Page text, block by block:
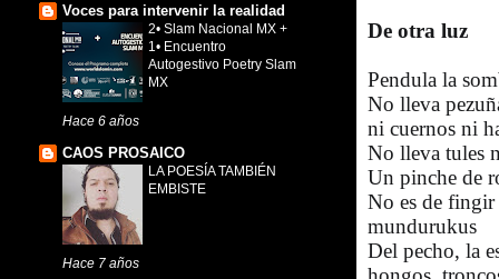
De otra luz
Pendula la
No lleva
ni cuernos ni
No lleva tules
Un pinche de
No es de
mundurukus
Del pecho, la
Voces para intervenir la realidad
2• Slam Nacional MX +
1• Encuentro
Autogestivo Poetry Slam
MX
Hace 6 años
CAOS PROSAICO
LA POESÍA TAMBIÉN
EMBISTE
Hace 7 años